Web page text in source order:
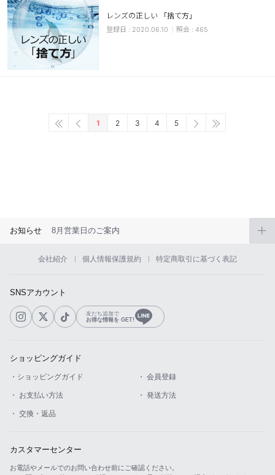
レンズの正しい 「捨て方」
2020.06.10 465
1 2 3 4 5
お知らせ 8月営業日のご案内
会社紹介 個人情報保護規約 特定商取引に基づく表記
SNSアカウント
友だち追加で
お得な情報を GET!
ショッピングガイド
・ショッピングガイド ・ 会員登録
・ お支払い方法 ・ 発送方法
・ 交換・返品
カスタマーセンター
お電話やメールでのお問い合わせ前にご確認ください。